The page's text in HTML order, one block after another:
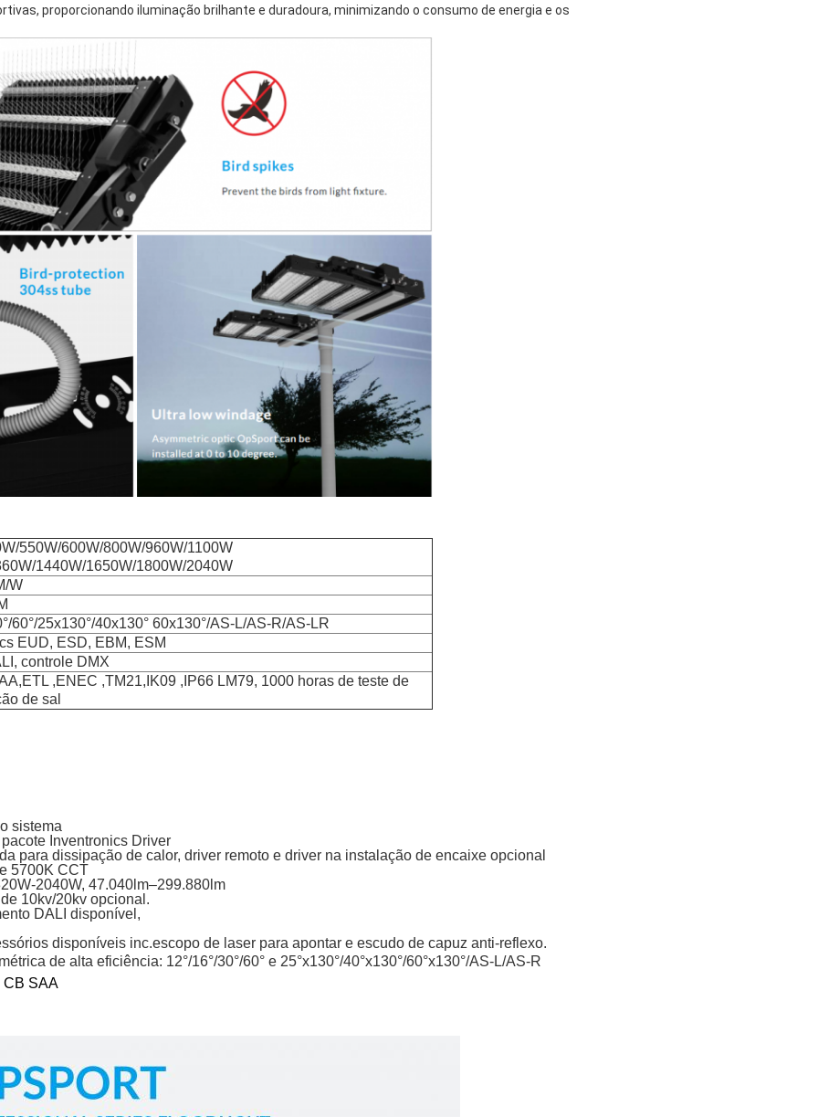
proporcionando iluminação brilhante e duradoura, minimizando o consumo de energia e os
550W/600W/800W/960W/1100W
1440W/1650W/1800W/2040W
W
60°/25x130°/40x130° 60x130°/AS-L/AS-R/AS-LR
EUD, ESD, EBM, ESM
controle DMX
,ENEC ,TM21,IK09 ,IP66 LM79, 1000 horas de teste de
de sal
sistema
Inventronics Driver
para dissipação de calor, driver remoto e driver na instalação de encaixe opcional
5700K CCT
2040W, 47.040lm–299.880lm
10kv/20kv opcional.
DALI disponível,
disponíveis inc.escopo de laser para apontar e escudo de capuz anti-reflexo.
de alta eficiência: 12°/16°/30°/60° e 25°x130°/40°x130°/60°x130°/AS-L/AS-R
CB SAA